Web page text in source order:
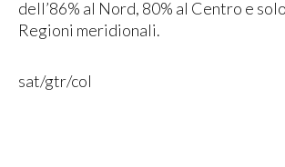
dell’86% al Nord, 80% al Centro e
Regioni meridionali.
sat/gtr/col